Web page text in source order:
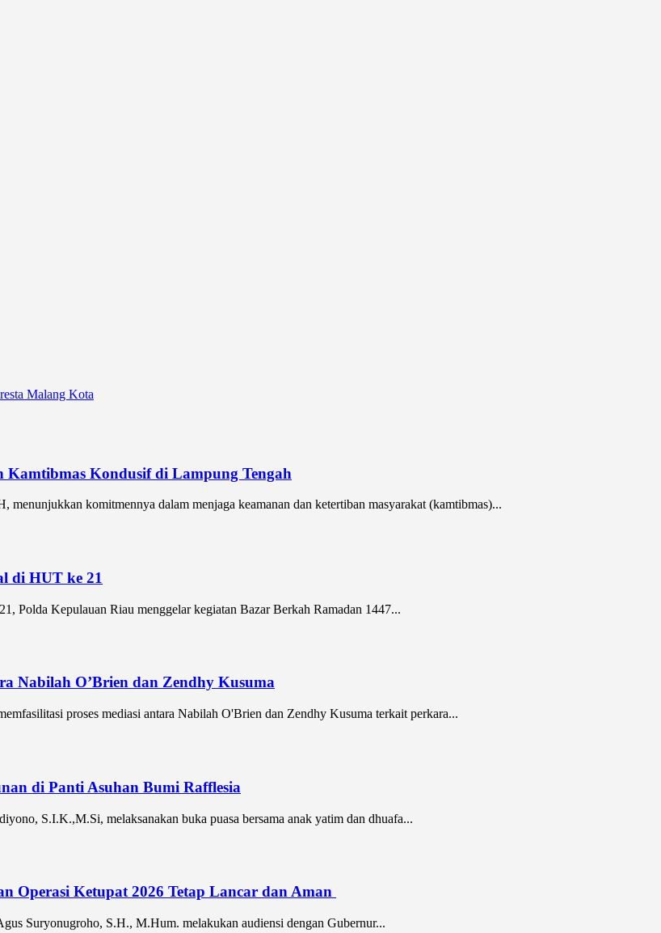
Malang Kota
Kondusif di Lampung Tengah
komitmennya dalam menjaga keamanan dan ketertiban masyarakat (kamtibmas)...
di HUT ke 21
Polda Kepulauan Riau menggelar kegiatan Bazar Berkah Ramadan 1447...
Nabilah O’Brien dan Zendhy Kusuma
proses mediasi antara Nabilah O'Brien dan Zendhy Kusuma terkait perkara...
di Panti Asuhan Bumi Rafflesia
S.I.K.,M.Si, melaksanakan buka puasa bersama anak yatim dan dhuafa...
Operasi Ketupat 2026 Tetap Lancar dan Aman
Suryonugroho, S.H., M.Hum. melakukan audiensi dengan Gubernur...